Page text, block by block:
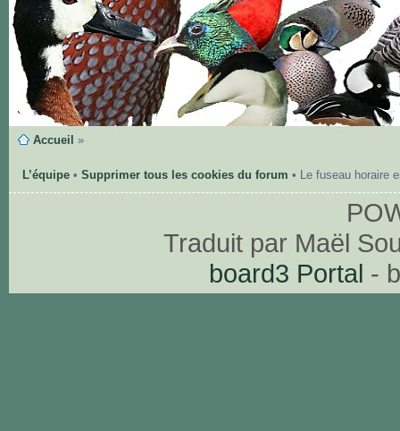
Accueil »
L’équipe• Supprimer tous les cookies du forum • Le fuseau horaire
Traduit par Maël
board3 Portal -